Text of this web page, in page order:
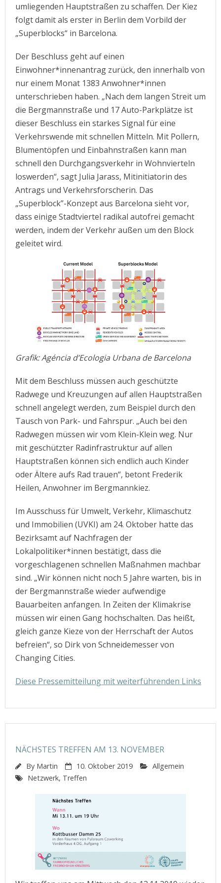
umliegenden Hauptstraßen zu schaffen. Der Kiez
folgt damit als erster in Berlin dem Vorbild der
„Superblocks“ in Barcelona.
Der Beschluss geht auf einen
Einwohner*innenantrag zurück, den innerhalb von
nur einem Monat 1383 Anwohner*innen
unterschrieben haben. „Nach dem langen Streit um
die Bergmannstraße und 17 Auto-Parkplätze ist
dieser Beschluss ein starkes Signal für eine
Verkehrswende mit schnellen Mitteln. Mit Pollern,
Blumentöpfen und Einbahnstraßen kann man
schnell den Durchgangsverkehr in Wohnvierteln
loswerden“, sagt Julia Jarass, Mitinitiatorin des
Antrags und Verkehrsforscherin. Das
„Superblock”-Konzept aus Barcelona sieht vor,
dass einige Stadtviertel radikal autofrei gemacht
werden, indem der Verkehr außen um den Block
geleitet wird.
Grafik: Agéncia d’Ecologia Urbana de Barcelona
Mit dem Beschluss müssen auch geschützte
Radwege und Kreuzungen auf allen Hauptstraßen
schnell angelegt werden, zum Beispiel durch den
Tausch von Park- und Fahrspur. „Auch bei den
Radwegen müssen wir vom Klein-Klein weg. Nur
mit geschützter Radinfrastruktur auf allen
Hauptstraßen können sich endlich auch Kinder
oder Ältere aufs Rad trauen“, betont Frederik
Heilen, Anwohner im Bergmannkiez.
Im Ausschuss für Umwelt, Verkehr, Klimaschutz
und Immobilien (UVKI) am 24. Oktober hatte das
Bezirksamt auf Nachfragen der
Lokalpolitiker*innen bestätigt, dass die
vorgeschlagenen schnellen Maßnahmen machbar
sind. „Wir können nicht noch 5 Jahre warten, bis in
der Bergmannstraße wieder aufwendige
Bauarbeiten anfangen. In Zeiten der Klimakrise
müssen wir einen Gang hochschalten. Das heißt,
gleich ganze Kieze von der Herrschaft der Autos
befreien“, so Dirk von Schneidemesser von
Changing Cities.
Diese Pressemitteilung mit weiterführenden Links
NÄCHSTES TREFFEN AM 13. NOVEMBER
By Martin 10. Oktober 2019
Allgemein
Netzwerk, Treffen